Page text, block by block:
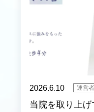
2026.6.10 運営
当院を取り上げ